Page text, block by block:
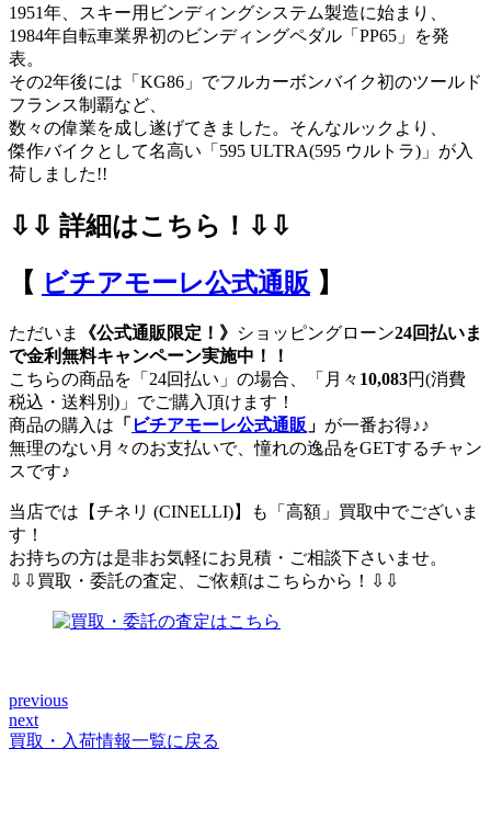
1951年、スキー用ビンディングシステム製造に始まり、
1984年自転車業界初のビンディングペダル「PP65」を発
表。
その2年後には「KG86」でフルカーボンバイク初のツールド
フランス制覇など、
数々の偉業を成し遂げてきました。そんなルックより、
傑作バイクとして名高い「595 ULTRA(595 ウルトラ)」が入
荷しました!!
⇩⇩ 詳細はこちら！⇩⇩
【 ビチアモーレ公式通販 】
ただいま 《公式通販限定！》 ショッピングローン24回払いま
で金利無料キャンペーン実施中！！
こちらの商品を「24回払い」の場合、「月々 10,083円(消費
税込・送料別)」でご購入頂けます！
商品の購入は 「 ビチアモーレ公式通販 」 が一番お得♪♪
無理のない月々のお支払いで、憧れの逸品をGETするチャン
スです♪
当店では【チネリ (CINELLI)】も「高額」買取中でございま
す！
お持ちの方は是非お気軽にお見積・ご相談下さいませ。
⇩⇩買取・委託の査定、ご依頼はこちらから！⇩⇩
投
稿
previous
next
買取・入荷情報一覧に戻る